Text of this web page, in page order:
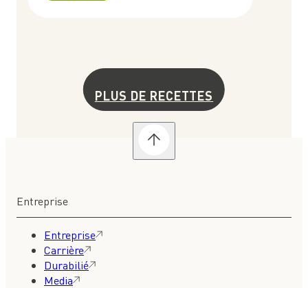
PLUS DE RECETTES
Entreprise
Entreprise
Carrière
Durabilié
Media